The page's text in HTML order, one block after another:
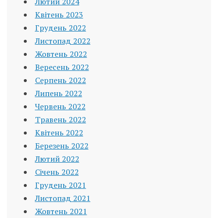
Квітень 2023
Грудень 2022
Листопад 2022
Жовтень 2022
Вересень 2022
Серпень 2022
Липень 2022
Червень 2022
Травень 2022
Квітень 2022
Березень 2022
Лютий 2022
Січень 2022
Грудень 2021
Листопад 2021
Жовтень 2021